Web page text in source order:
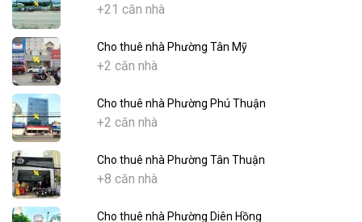
+21 căn nhà
Cho thuê nhà Phường Tân Mỹ
+2 căn nhà
Cho thuê nhà Phường Phú Thuận
+2 căn nhà
Cho thuê nhà Phường Tân Thuận
+8 căn nhà
Cho thuê nhà Phường Diên Hồng